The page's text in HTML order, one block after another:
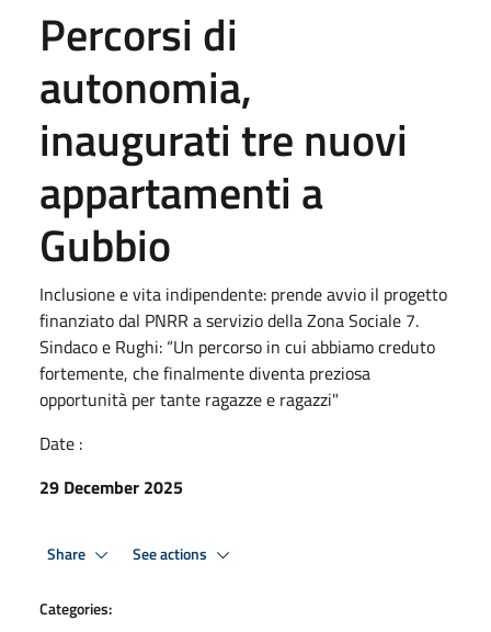
Percorsi di
autonomia,
inaugurati tre nuovi
appartamenti a
Gubbio
Inclusione e vita indipendente: prende avvio il progetto
finanziato dal PNRR a servizio della Zona Sociale 7.
Sindaco e Rughi: “Un percorso in cui abbiamo creduto
fortemente, che finalmente diventa preziosa
opportunità per tante ragazze e ragazzi"
Date :
29 December 2025
Share See actions
Categories: